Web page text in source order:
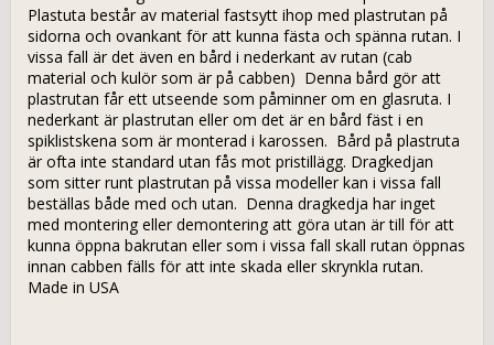
Plastuta består av material fastsytt ihop med plastrutan på
sidorna och ovankant för att kunna fästa och spänna rutan. I
vissa fall är det även en bård i nederkant av rutan (cab
material och kulör som är på cabben)  Denna bård gör att
plastrutan får ett utseende som påminner om en glasruta. I
nederkant är plastrutan eller om det är en bård fäst i en
spiklistskena som är monterad i karossen.  Bård på plastruta
är ofta inte standard utan fås mot pristillägg. Dragkedjan
som sitter runt plastrutan på vissa modeller kan i vissa fall
beställas både med och utan.  Denna dragkedja har inget
med montering eller demontering att göra utan är till för att
kunna öppna bakrutan eller som i vissa fall skall rutan öppnas
innan cabben fälls för att inte skada eller skrynkla rutan.
Made in USA